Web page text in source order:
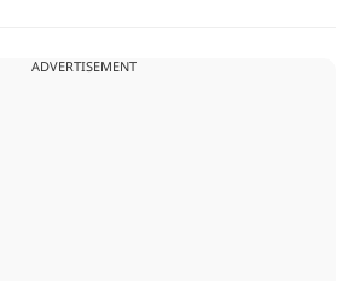
को आवश्यकता पड़ने पर एयरलिफ्ट कर
ADVERTISEMENT